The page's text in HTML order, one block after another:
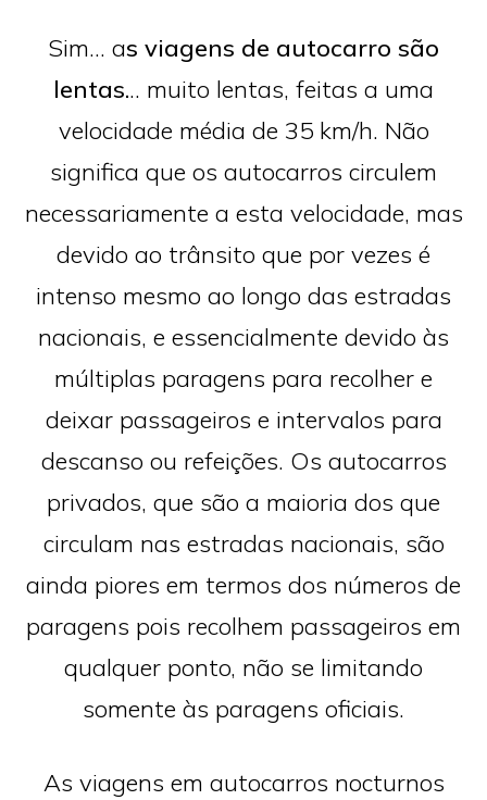
Sim… as viagens de autocarro são
lentas... muito lentas, feitas a uma
velocidade média de 35 km/h. Não
significa que os autocarros circulem
necessariamente a esta velocidade, mas
devido ao trânsito que por vezes é
intenso mesmo ao longo das estradas
nacionais, e essencialmente devido às
múltiplas paragens para recolher e
deixar passageiros e intervalos para
descanso ou refeições. Os autocarros
privados, que são a maioria dos que
circulam nas estradas nacionais, são
ainda piores em termos dos números de
paragens pois recolhem passageiros em
qualquer ponto, não se limitando
somente às paragens oficiais.
As viagens em autocarros nocturnos